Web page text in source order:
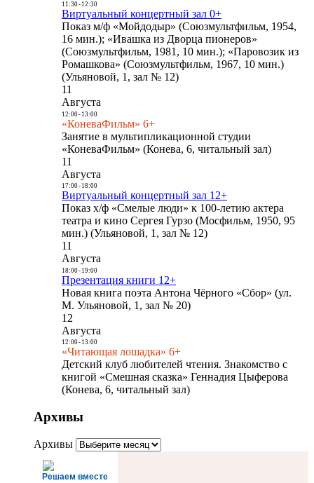
11:30- 12:30
Виртуальный концертный зал 0+
Показ м/ф «Мойдодыр» (Союзмультфильм, 1954,
16 мин.); «Ивашка из Дворца пионеров»
(Союзмультфильм, 1981, 10 мин.); «Паровозик из
Ромашкова» (Союзмультфильм, 1967, 10 мин.)
(Ульяновой, 1, зал № 12)
11
Августа
12:00- 13:00
«КоневаФильм» 6+
Занятие в мультипликационной студии
«КоневаФильм» (Конева, 6, читальный зал)
11
Августа
17:00- 18:00
Виртуальный концертный зал 12+
Показ х/ф «Смелые люди» к 100-летию актера
театра и кино Сергея Гурзо (Мосфильм, 1950, 95
мин.) (Ульяновой, 1, зал № 12)
11
Августа
18:00- 19:00
Презентация книги 12+
Новая книга поэта Антона Чёрного «Сбор» (ул.
М. Ульяновой, 1, зал № 20)
12
Августа
12:00- 13:00
«Читающая лошадка» 6+
Детский клуб любителей чтения. Знакомство с
книгой «Смешная сказка» Геннадия Цыферова
(Конева, 6, читальный зал)
Архивы
Архивы
Решаем вместе